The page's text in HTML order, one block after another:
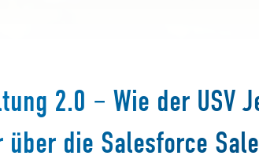
2.0 – Wie der USV
die Salesforce